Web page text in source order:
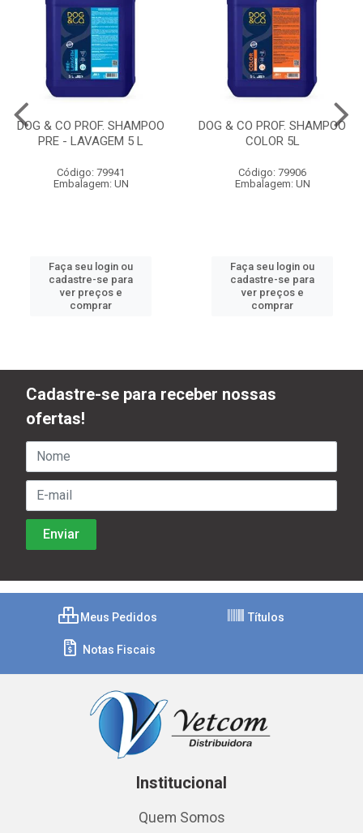
DOG & CO PROF. SHAMPOO
PRE - LAVAGEM 5 L
Código: 79941
Embalagem: UN
Faça seu login ou
cadastre-se para
ver preços e
comprar
DOG & CO PROF. SHAMPOO
COLOR 5L
Código: 79906
Embalagem: UN
Faça seu login ou
cadastre-se para
ver preços e
comprar
Cadastre-se para receber nossas
ofertas!
Meus Pedidos Títulos
Notas Fiscais
Institucional
Quem Somos